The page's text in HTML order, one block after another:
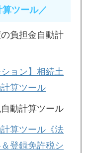
ツール／
負担金自動計
ョン】相続土
算ツール
動計算ツール
算ツール《法
登録免許税シ